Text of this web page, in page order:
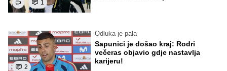
1
2
Odluka je pala
Sapunici je došao kraj: Rodri
večeras objavio gdje nastavlja
karijeru!